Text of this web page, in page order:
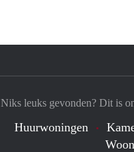
Niks leuks gevonden? Dit is
Huurwoningen